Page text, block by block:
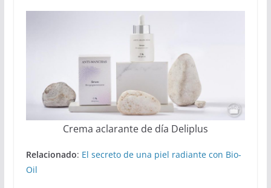
Crema aclarante de día Deliplus
Relacionado: El secreto de una piel radiante con Bio-
Oil